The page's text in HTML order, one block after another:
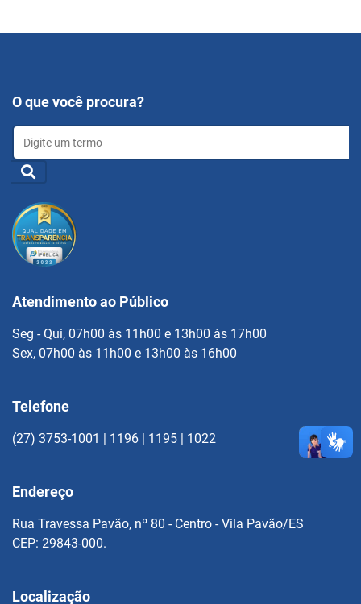
O que você procura?
Atendimento ao Público
Seg - Qui, 07h00 às 11h00 e 13h00 às 17h00
Sex, 07h00 às 11h00 e 13h00 às 16h00
Telefone
(27) 3753-1001 | 1196 | 1195 | 1022
Endereço
Rua Travessa Pavão, nº 80 - Centro - Vila Pavão/ES
CEP: 29843-000.
Localização